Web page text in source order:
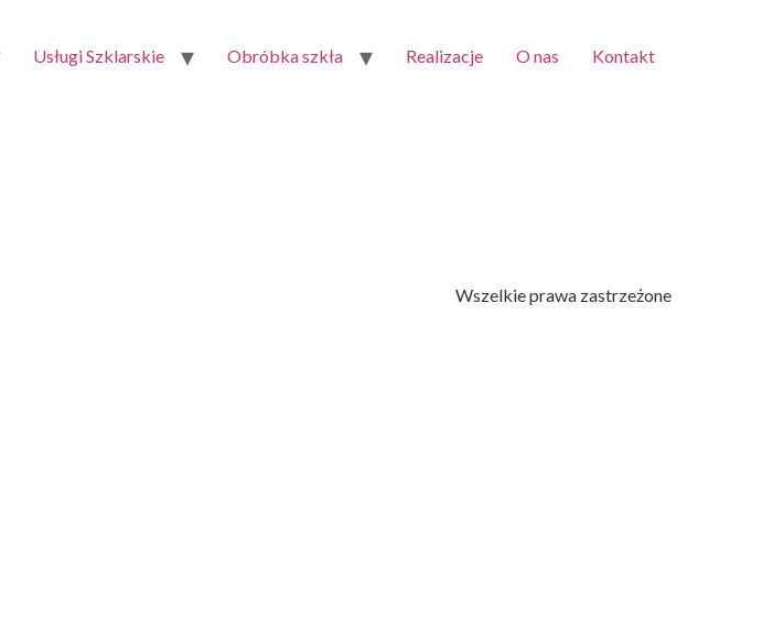
Usługi Szklarskie Obróbka szkła Realizacje O nas Kontakt
Wszelkie prawa zastrzeżone